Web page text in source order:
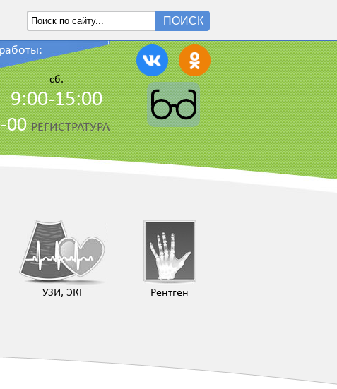
ПОИСК
сб.
9:00-15:00
00РЕГИСТРАТУРА
УЗИ, ЭКГ Рентген